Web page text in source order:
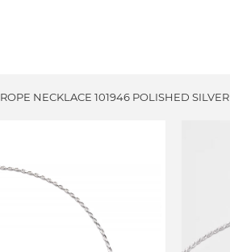
ROPE NECKLACE 101946 POLISHED SILVER